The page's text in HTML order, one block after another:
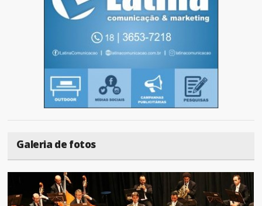
Galeria de fotos